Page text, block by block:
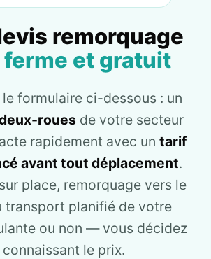
remorquage
ferme et gratuit
le formulaire ci-dessous : un
rouesde votre secteur
rapidement avec un tarif
avant tout déplacement.
place, remorquage vers le
transport planifié de votre
ou non — vous décidez
connaissant le prix.